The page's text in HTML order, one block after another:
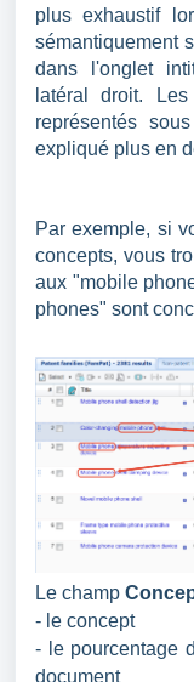
plus exhaustif
sémantiquement
dans l'onglet
latéral droit.
représentés
expliqué plus en
Par exemple, si
concepts, vous
aux "mobile
phones" sont
Le champ
- le concept
- le pourcentage
document